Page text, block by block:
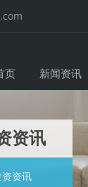
页 新闻资讯
资讯
资讯